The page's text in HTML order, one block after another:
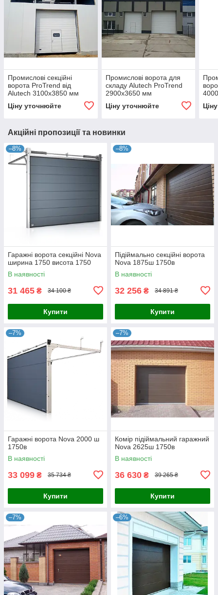
Промислові секційні
ворота ProTrend від
Alutech 3100х3850 мм
Ціну уточнюйте
Промислові ворота для
складу Alutech ProTrend
2900х3650 мм
Ціну уточнюйте
Акційні пропозиції та новинки
–8%
Гаражні ворота секційні Nova
ширина 1750 висота 1750
В наявності
31 465 ₴ 34 100 ₴
Купити
–8%
Підіймально секційні ворота
Nova 1875ш 1750в
В наявності
32 256 ₴ 34 891 ₴
Купити
–7%
Гаражні ворота Nova 2000 ш
1750в
В наявності
33 099 ₴ 35 734 ₴
Купити
–7%
Комір підіймальний гаражний
Nova 2625ш 1750в
В наявності
36 630 ₴ 39 265 ₴
Купити
–7% –6%